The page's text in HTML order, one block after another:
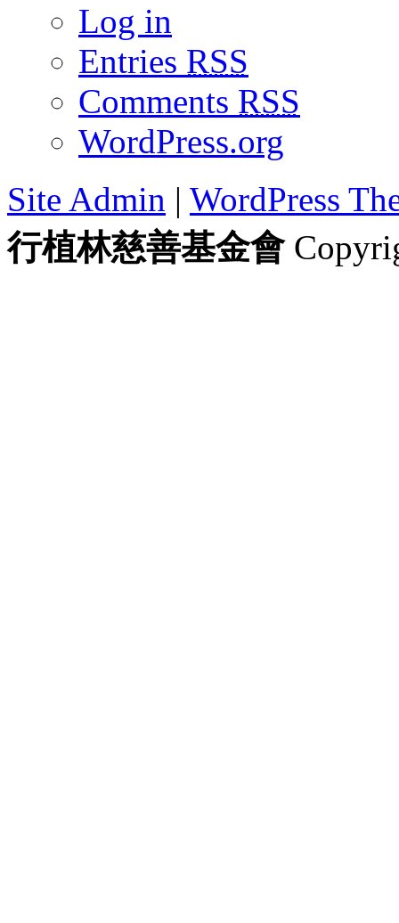
Log in
Entries RSS
Comments RSS
WordPress.org
Site Admin | WordPress
行植林慈善基金會